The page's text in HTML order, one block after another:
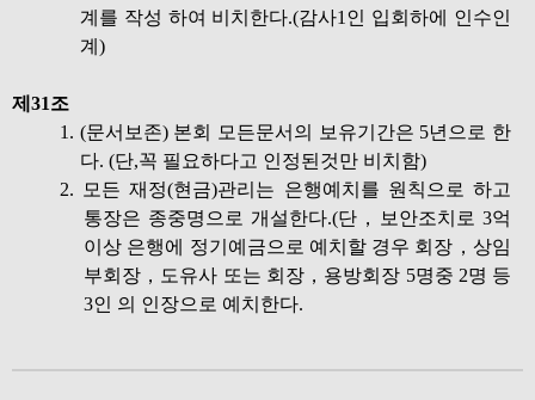
계를 작성 하여 비치한다.(감사1인 입회하에 인수인
계)
제31조
1. (문서보존) 본회 모든문서의 보유기간은 5년으로 한
다. (단,꼭 필요하다고 인정된것만 비치함)
2. 모든 재정(현금)관리는 은행예치를 원칙으로 하고
통장은 종중명으로 개설한다.(단，보안조치로 3억
이상 은행에 정기예금으로 예치할 경우 회장，상임
부회장，도유사 또는 회장，용방회장 5명중 2명 등
3인 의 인장으로 예치한다.